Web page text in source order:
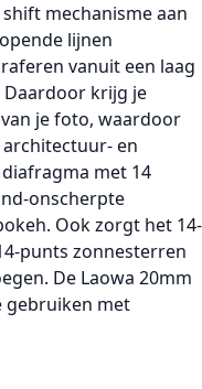
mechanisme aan
lijnen
vanuit een laag
krijg je
je foto, waardoor
en
met 14
onscherpte
Ook zorgt het 14-
punts zonnesterren
De Laowa 20mm
gebruiken met